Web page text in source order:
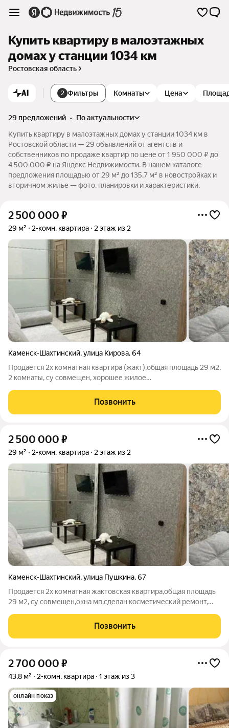
Купить квартиру в малоэтажных
домах у станции 1034 км
Ростовская область
AI 2 Фильтры Комнаты Цена
29 предложений •
по актуальности
Купить квартиру в малоэтажных домах у станции 1034 км в
Ростовской области — 29 объявлений от агентств и
собственников по продаже квартир по цене от 1 950 000 ₽ до
4 500 000 ₽ на Яндекс Недвижимости. В нашем каталоге
предложения площадью от 29 м² до 135,7 м² в новостройках и
вторичном жилье — фото, планировки и характеристики.
2 500 000 ₽
29 м² 2-комн. квартира 2 этаж из 2
Каменск-Шахтинский,улица Кирова,64
Продается 2х комнатная квартира (жакт),общая площадь 29 м2,
2 комнаты, су совмещен, хорошее жилое
договоренности. номер в базе 400,4
Позвонить
2 500 000 ₽
29 м² 2-комн. квартира 2 этаж из 2
Каменск-Шахтинский,улица Пушкина,67
Продается 2х комнатная жактовская квартира,общая площадь
29 м2, су совмещен,окна мп,сделан косметический ремонт,
Позвонить
2 700 000 ₽
43,8 м² 2-комн. квартира 1 этаж из 3
онлайн показ